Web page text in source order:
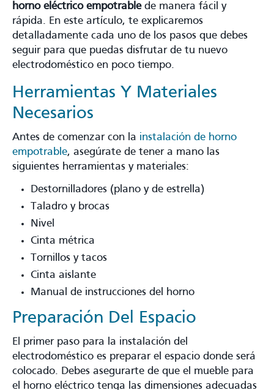
horno eléctrico empotrable de manera fácil y
rápida. En este artículo, te explicaremos
detalladamente cada uno de los pasos que debes
seguir para que puedas disfrutar de tu nuevo
electrodoméstico en poco tiempo.
Herramientas Y Materiales
Necesarios
Antes de comenzar con la instalación de horno
empotrable, asegúrate de tener a mano las
siguientes herramientas y materiales:
Destornilladores (plano y de estrella)
Taladro y brocas
Nivel
Cinta métrica
Tornillos y tacos
Cinta aislante
Manual de instrucciones del horno
Preparación Del Espacio
El primer paso para la instalación del
electrodoméstico es preparar el espacio donde será
colocado. Debes asegurarte de que el mueble para
el horno eléctrico tenga las dimensiones adecuadas